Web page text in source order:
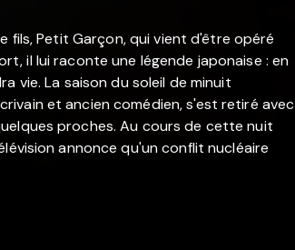
fils, Petit Garçon, qui vient d'être opéré
il lui raconte une légende japonaise : en
vie. La saison du soleil de minuit
et ancien comédien, s'est retiré avec
proches. Au cours de cette nuit
annonce qu'un conflit nucléaire